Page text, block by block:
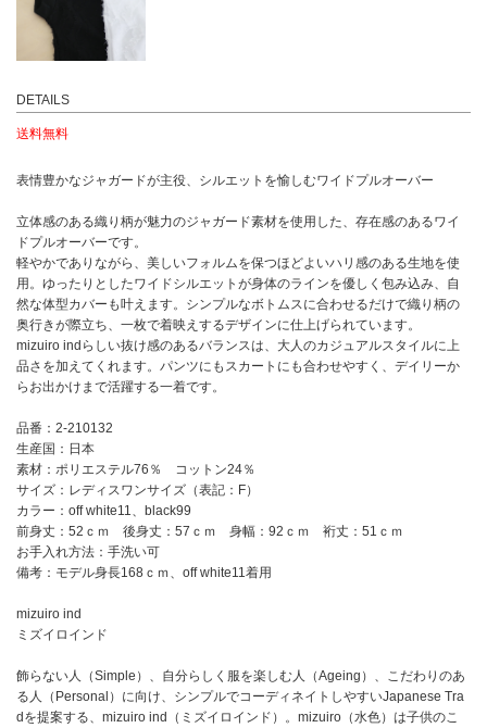
DETAILS
送料無料
表情豊かなジャガードが主役、シルエットを愉しむワイドプルオーバー
立体感のある織り柄が魅力のジャガード素材を使用した、存在感のあるワイ
ドプルオーバーです。
軽やかでありながら、美しいフォルムを保つほどよいハリ感のある生地を使
用。ゆったりとしたワイドシルエットが身体のラインを優しく包み込み、自
然な体型カバーも叶えます。シンプルなボトムスに合わせるだけで織り柄の
奥行きが際立ち、一枚で着映えするデザインに仕上げられています。
mizuiro indらしい抜け感のあるバランスは、大人のカジュアルスタイルに上
品さを加えてくれます。パンツにもスカートにも合わせやすく、デイリーか
らお出かけまで活躍する一着です。
品番：2-210132
生産国：日本
素材：ポリエステル76％ コットン24％
サイズ：レディスワンサイズ（表記：F）
カラー：off white11、black99
前身丈：52ｃｍ 後身丈：57ｃｍ 身幅：92ｃｍ 裄丈：51ｃｍ
お手入れ方法：手洗い可
備考：モデル身長168ｃｍ、off white11着用
mizuiro ind
ミズイロインド
飾らない人（Simple）、自分らしく服を楽しむ人（Ageing）、こだわりのあ
る人（Personal）に向け、シンプルでコーディネイトしやすいJapanese Tra
dを提案する、mizuiro ind（ミズイロインド）。mizuiro（水色）は子供のこ